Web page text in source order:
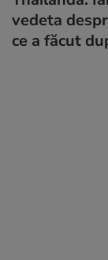
vedeta
ce a făcut